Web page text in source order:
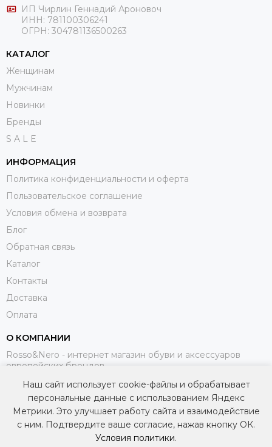
ИП Чирлин Геннадий Ароновоч
ИНН: 781100306241
ОГРН: 304781136500263
КАТАЛОГ
Женщинам
Мужчинам
Новинки
Бренды
S A L E
ИНФОРМАЦИЯ
Политика конфиденциальности и оферта
Пользовательское соглашение
Условия обмена и возврата
Блог
Обратная связь
Каталог
Контакты
Доставка
Оплата
О КОМПАНИИ
Rosso&Nero - интернет магазин обуви и аксессуаров
европейских брендов.
МЫ В СОЦИАЛЬНЫХ СЕТЯХ
Наш сайт использует cookie-файлы и обрабатывает
персональные данные с использованием Яндекс
Метрики. Это улучшает работу сайта и взаимодействие
с ним. Подтвердите ваше согласие, нажав кнопку ОК.
Условия политики.